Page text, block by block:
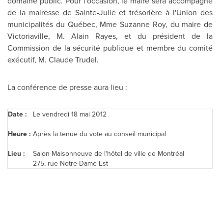
de la mairesse de Sainte-Julie et trésorière à l'Union des
municipalités du Québec, Mme Suzanne Roy, du maire de
Victoriaville, M. Alain Rayes, et du président de la
Commission de la sécurité publique et membre du comité
exécutif, M. Claude Trudel.
La conférence de presse aura lieu :
Date :
Le vendredi 18 mai 2012
Heure : Après la tenue du vote au conseil municipal
Lieu :
Salon Maisonneuve de l'hôtel de ville de Montréal
275, rue Notre-Dame Est